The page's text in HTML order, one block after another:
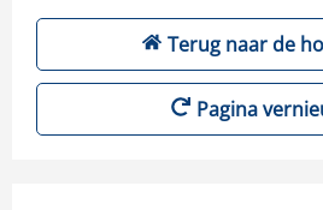
Terug naar de
Pagina